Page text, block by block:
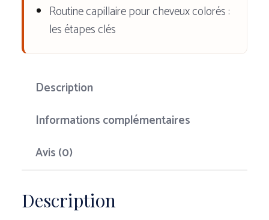
Routine capillaire pour cheveux colorés :
les étapes clés
Description
Informations complémentaires
Avis (0)
Description